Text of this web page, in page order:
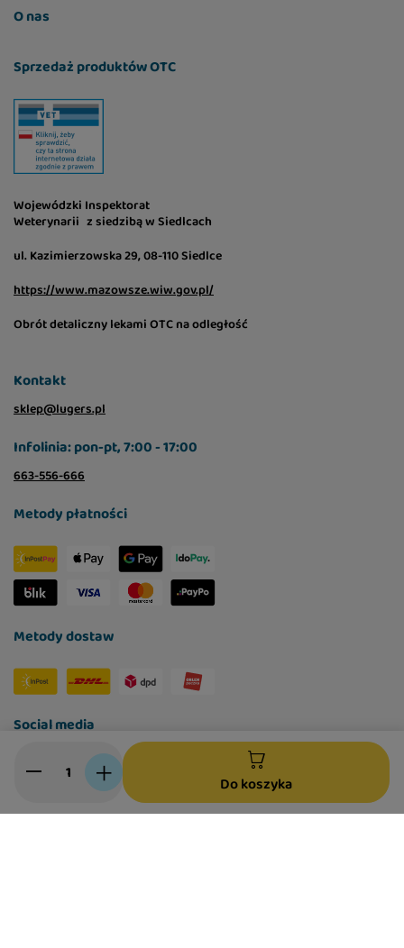
Do koszyka
O nas
Sprzedaż produktów OTC
Wojewódzki Inspektorat
Weterynarii z siedzibą w Siedlcach
ul. Kazimierzowska 29, 08-110 Siedlce
https://www.mazowsze.wiw.gov.pl/
Obrót detaliczny lekami OTC na odległość
Kontakt
sklep@lugers.pl
Infolinia: pon-pt, 7:00 - 17:00
663-556-666
Metody płatności
Metody dostaw
Social media